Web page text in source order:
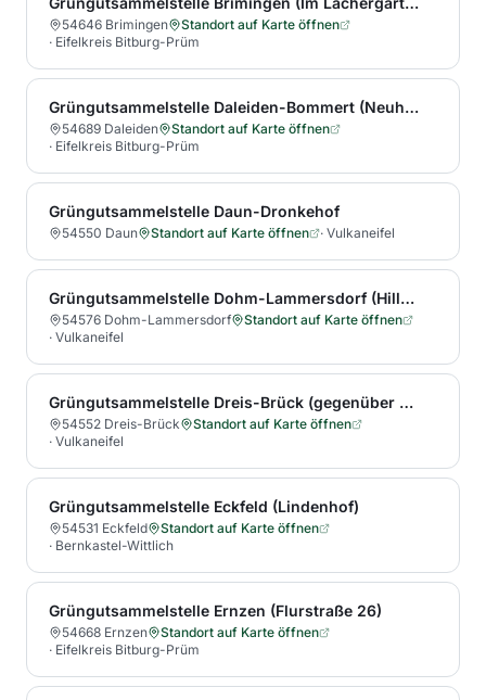
54646 Brimingen
Standort auf Karte öffnen
· Eifelkreis Bitburg-Prüm
Grüngutsammelstelle Daleiden-Bommert (Neuhof)
54689 Daleiden
Standort auf Karte öffnen
· Eifelkreis Bitburg-Prüm
Grüngutsammelstelle Daun-Dronkehof
54550 Daun Standort auf Karte öffnen · Vulkaneifel
Grüngutsammelstelle Dohm-Lammersdorf (Hillesheimer Straße 12)
54576 Dohm-Lammersdorf
Standort auf Karte öffnen
· Vulkaneifel
Grüngutsammelstelle Dreis-Brück (gegenüber Berghof)
54552 Dreis-Brück
Standort auf Karte öffnen
· Vulkaneifel
Grüngutsammelstelle Eckfeld (Lindenhof)
54531 Eckfeld
Standort auf Karte öffnen
· Bernkastel-Wittlich
Grüngutsammelstelle Ernzen (Flurstraße 26)
54668 Ernzen
Standort auf Karte öffnen
· Eifelkreis Bitburg-Prüm